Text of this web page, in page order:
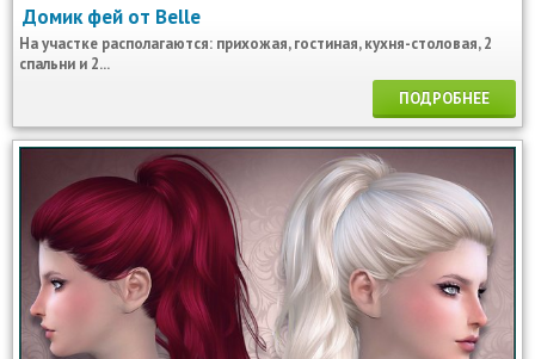
Домик фей от Belle
На участке располагаются: прихожая, гостиная, кухня-столовая, 2
спальни и 2...
ПОДРОБНЕЕ